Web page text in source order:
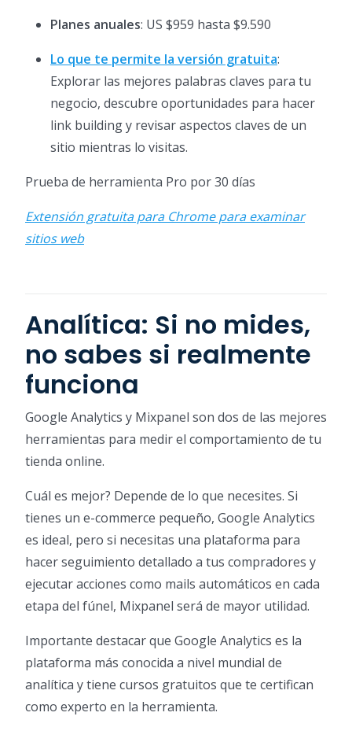
Planes anuales: US $959 hasta $9.590
Lo que te permite la versión gratuita:
Explorar las mejores palabras claves para tu
negocio, descubre oportunidades para hacer
link building y revisar aspectos claves de un
sitio mientras lo visitas.
Prueba de herramienta Pro por 30 días
Extensión gratuita para Chrome para examinar
sitios web
Analítica: Si no mides,
no sabes si realmente
funciona
Google Analytics y Mixpanel son dos de las mejores
herramientas para medir el comportamiento de tu
tienda online.
Cuál es mejor? Depende de lo que necesites. Si
tienes un e-commerce pequeño, Google Analytics
es ideal, pero si necesitas una plataforma para
hacer seguimiento detallado a tus compradores y
ejecutar acciones como mails automáticos en cada
etapa del fúnel, Mixpanel será de mayor utilidad.
Importante destacar que Google Analytics es la
plataforma más conocida a nivel mundial de
analítica y tiene cursos gratuitos que te certifican
como experto en la herramienta.